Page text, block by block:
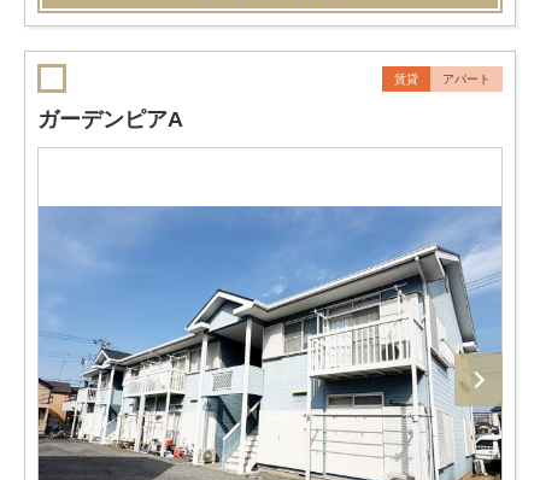
賃貸 アパート
ガーデンピアA